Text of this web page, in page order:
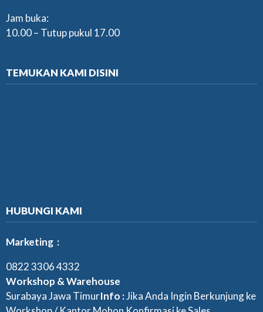
Jam buka:
10.00 – Tutup pukul 17.00
TEMUKAN KAMI DISINI
HUBUNGI KAMI
Marketing :
0822 3306 4332
Workshop & Warehouse
Surabaya Jawa TimurInfo :Jika Anda Ingin Berkunjung ke